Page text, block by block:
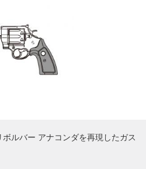
ルバー アナコンダを再現したガス